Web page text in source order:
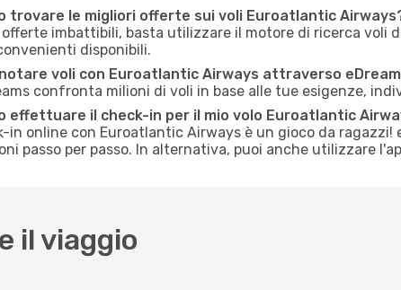
trovare le migliori offerte sui voli Euroatlantic
offerte imbattibili, basta utilizzare il motore di ricerca voli
disponibili.
voli con Euroatlantic Airways attraverso
confronta milioni di voli in base alle tue esigenze,
effettuare il check-in per il mio volo Euroatlantic
in online con Euroatlantic Airways è un gioco da
passo per passo. In alternativa, puoi anche utilizzare
il viaggio